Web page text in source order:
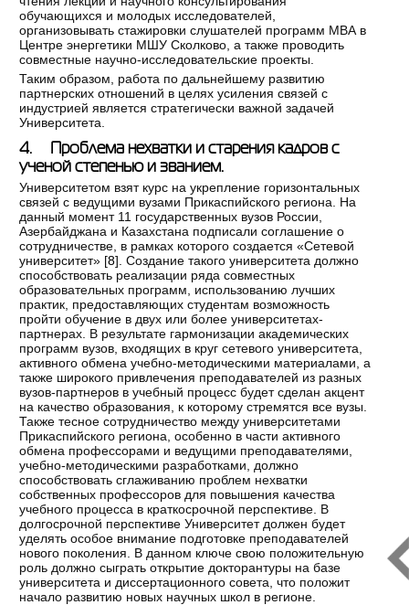
обучающихся и молодых исследователей,
организовывать стажировки слушателей программ МВА в
Центре энергетики МШУ Сколково, а также проводить
совместные научно-исследовательские проекты.
Таким образом, работа по дальнейшему развитию
партнерских отношений в целях усиления связей с
индустрией является стратегически важной задачей
Университета.
4. Проблема нехватки и старения кадров с
ученой степенью и званием.
Университетом взят курс на укрепление горизонтальных
связей с ведущими вузами Прикаспийского региона. На
данный момент 11 государственных вузов России,
Азербайджана и Казахстана подписали соглашение о
сотрудничестве, в рамках которого создается «Сетевой
университет» [8]. Создание такого университета должно
способствовать реализации ряда совместных
образовательных программ, использованию лучших
практик, предоставляющих студентам возможность
пройти обучение в двух или более университетах-
партнерах. В результате гармонизации академических
программ вузов, входящих в круг сетевого университета,
активного обмена учебно-методическими материалами, а
также широкого привлечения преподавателей из разных
вузов-партнеров в учебный процесс будет сделан акцент
на качество образования, к которому стремятся все вузы.
Также тесное сотрудничество между университетами
Прикаспийского региона, особенно в части активного
обмена профессорами и ведущими преподавателями,
учебно-методическими разработками, должно
способствовать сглаживанию проблем нехватки
собственных профессоров для повышения качества
учебного процесса в краткосрочной перспективе. В
долгосрочной перспективе Университет должен будет
уделять особое внимание подготовке преподавателей
нового поколения. В данном ключе свою положительную
роль должно сыграть открытие докторантуры на базе
университета и диссертационного совета, что положит
начало развитию новых научных школ в регионе.